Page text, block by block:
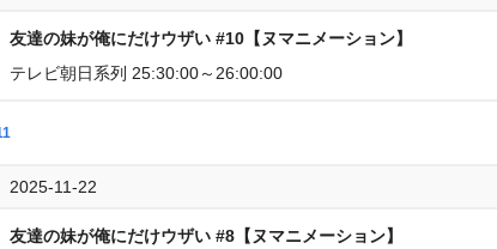
友達の妹が俺にだけウザい #10【ヌマニメーション】
テレビ朝日系列 25:30:00～26:00:00
2025-11-22
友達の妹が俺にだけウザい #8【ヌマニメーション】